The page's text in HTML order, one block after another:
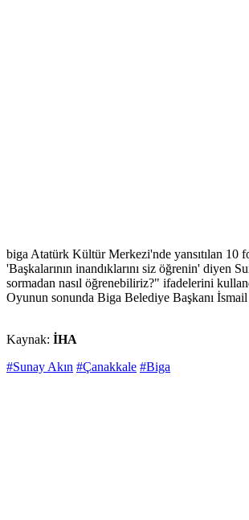
biga Atatürk Kültür Merkezi'nde yansıtılan 10
'Başkalarının inandıklarını siz öğrenin' diyen
sormadan nasıl öğrenebiliriz?" ifadelerini
Oyunun sonunda Biga Belediye Başkanı
Kaynak: İHA
#Sunay Akın #Çanakkale #Biga